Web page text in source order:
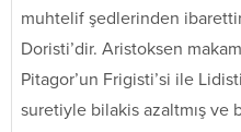
muhtelif şedlerinden
Doristi’dir. Aristoksen
Pitagor’un Frigisti’si ile
suretiyle bilakis azaltmış ve